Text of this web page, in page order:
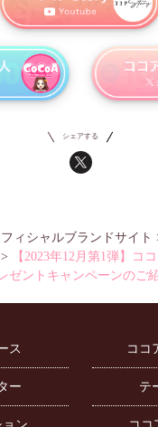
シェアする
ィシャルブランドサイト
>
【2023年12月第1弾】コ
ゼントキャンペーンのご
ス ココ
ー テ